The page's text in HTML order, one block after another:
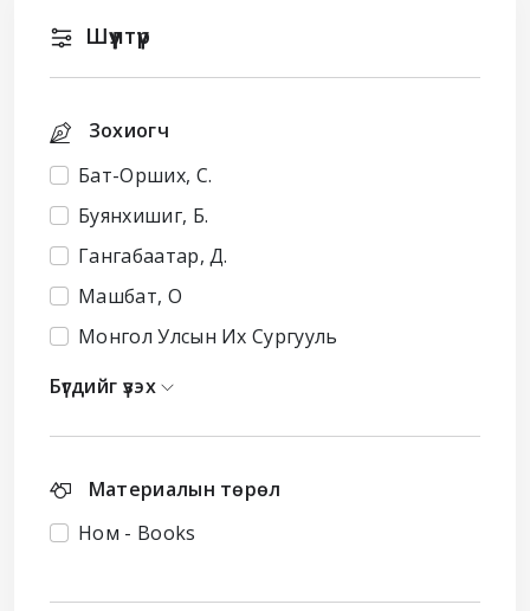
Шүүлтүүр
Зохиогч
Бат-Орших, С.
Буянхишиг, Б.
Гангабаатар, Д.
Машбат, О
Монгол Улсын Их Сургууль
Бүгдийг үзэх
Материалын төрөл
Ном - Books